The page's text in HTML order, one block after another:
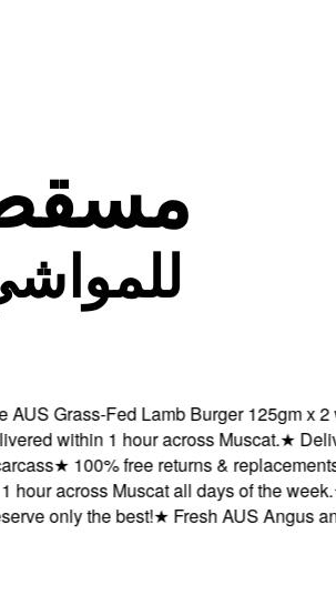
Grass-Fed Lamb Burger 125gm x 2
within 1 hour across Muscat.★
★100% free returns & replacements
across Muscat all days of the week.★
only the best!★Fresh AUS Angus and